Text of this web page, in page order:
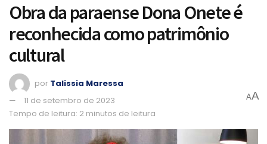
Obra da paraense Dona Onete é
reconhecida como patrimônio
cultural
por Talissia Maressa
11 de setembro de 2023
Tempo de leitura: 2 minutos de leitura
AA